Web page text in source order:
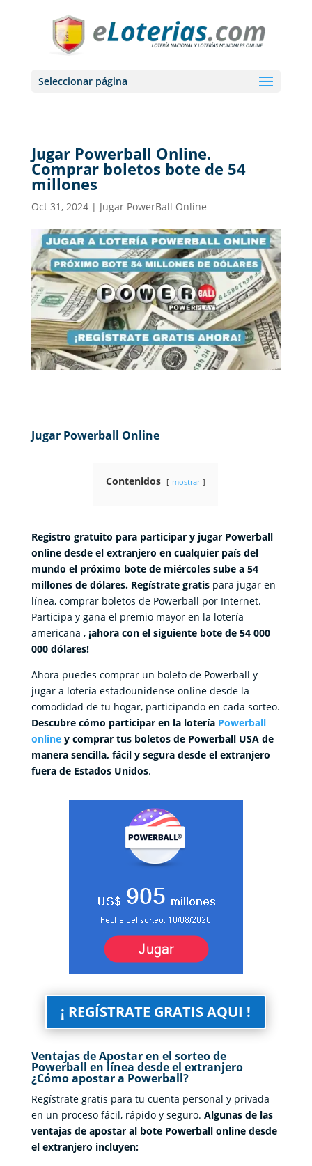
Seleccionar página
Jugar Powerball Online.
Comprar boletos bote de 54
millones
Oct 31, 2024| Jugar PowerBall Online
Jugar Powerball Online
Contenidos mostrar
Registro gratuito para participar y jugar Powerball
online desde el extranjero en cualquier país del
mundo el próximo bote de miércoles sube a 54
millones de dólares. Regístrate gratispara jugar en
línea, comprar boletos de Powerball por Internet.
Participa y gana el premio mayor en la lotería
americana , ¡ahora con el siguiente bote de 54 000
000 dólares!
Ahora puedes comprar un boleto de Powerball y
jugar a lotería estadounidense online desde la
comodidad de tu hogar, participando en cada sorteo.
Descubre cómo participar en la lotería Powerball
onliney comprar tus boletos de Powerball USA de
manera sencilla, fácil y segura desde el extranjero
fuera de Estados Unidos.
¡ REGÍSTRATE GRATIS AQUI !
Ventajas de Apostar en el sorteo de
Powerball en línea desde el extranjero
¿Cómo apostar a Powerball?
Regístrate gratis para tu cuenta personal y privada
en un proceso fácil, rápido y seguro. Algunas de las
ventajas de apostar al bote Powerball online desde
el extranjero incluyen: